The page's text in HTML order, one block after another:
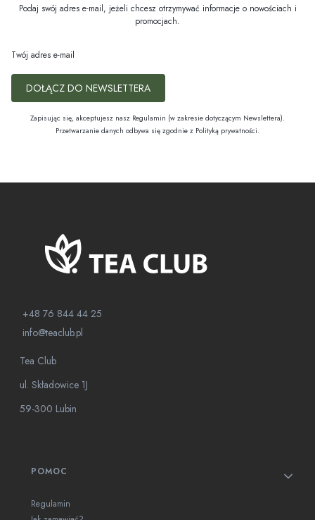
Podaj swój adres e-mail, jeżeli chcesz otrzymywać informacje o nowościach i
promocjach.
Twój adres e-mail
DOŁĄCZ DO NEWSLETTERA
Zapisując się, akceptujesz nasz Regulamin (w zakresie dotyczącym Newslettera).
Przetwarzanie danych odbywa się zgodnie z Polityką prywatności.
+48 76 844 44 25
info@teaclub.pl
Tea Club
ul. Składowice 1J
59-300 Lubin
Linki w stopce
POMOC
Regulamin